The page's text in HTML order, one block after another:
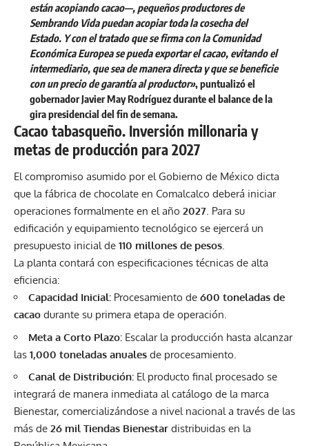
están acopiando cacao—, pequeños productores de
Sembrando Vida puedan acopiar toda la cosecha del
Estado. Y con el tratado que se firma con la Comunidad
Económica Europea se pueda exportar el cacao, evitando el
intermediario, que sea de manera directa y que se beneficie
con un precio de garantía al productor», puntualizó el
gobernadorJavier May Rodríguezdurante el balance de la
gira presidencial del fin de semana.
Cacao tabasqueño. Inversión millonaria y
metas de producción para 2027
El compromiso asumido por elGobierno de México dicta
que la fábrica de chocolate en Comalcalco deberá iniciar
operaciones formalmente en el año 2027. Para su
edificación y equipamiento tecnológico se ejercerá un
presupuesto inicial de 110 millones de pesos.
La planta contará con especificaciones técnicas de alta
eficiencia:
Capacidad Inicial: Procesamiento de 600 toneladas de
cacao durante su primera etapa de operación.
Meta a Corto Plazo: Escalar la producción hasta alcanzar
las 1,000 toneladas anuales de procesamiento.
Canal de Distribución: El producto final procesado se
integrará de manera inmediata al catálogo de la marca
Bienestar, comercializándose a nivel nacional a través de las
más de 26 mil Tiendas Bienestar distribuidas en la